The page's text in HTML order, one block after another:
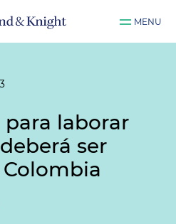
MENU
laborar
ser